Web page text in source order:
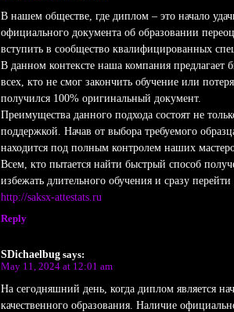
В нашем обществе, где диплом – это начало
официального документа об образовании
вступить в сообщество квалифицированных
В данном контексте наша компания
всех, кто не смог закончить обучение или
получился 100% оригинальный документ.
Преимущества данного подхода состоят не
поддержкой. Начав от выбора требуемого
находится под полным контролем наших
Всем, кто пытается найти быстрый способ
избежать длительного обучения и сразу
http://saksx-attestats.ru
Reply
SDichaelbug says:
May 11, 2024 at 12:01 am
На сегодняшний день, когда диплом является
качественного образования. Наличие